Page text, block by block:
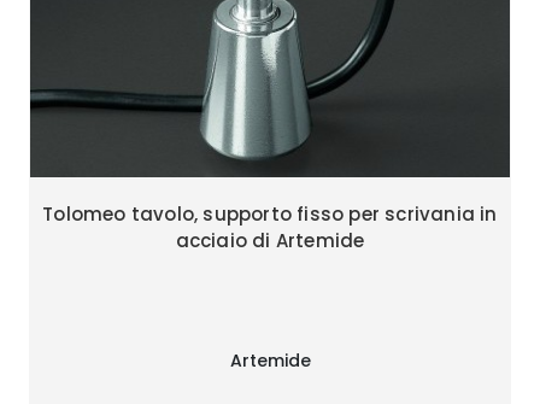
Tolomeo tavolo, supporto fisso per scrivania in
acciaio di Artemide
Artemide